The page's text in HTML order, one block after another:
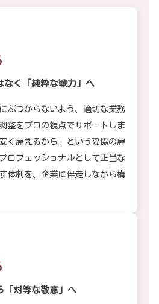
なく 「純粋な戦力」へ
ぶつからないよう、適切な業務
整をプロの視点でサポートしま
く雇えるから」という妥協の雇
ロフェッショナルとして正当な
体制を、企業に伴走しながら構
「対等な敬意」へ